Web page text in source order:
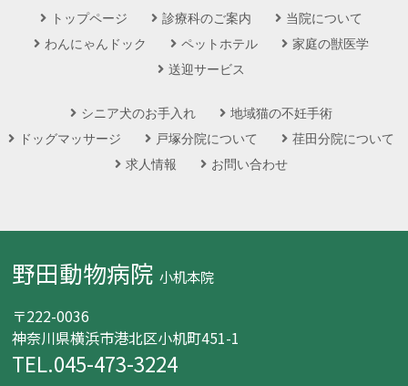
トップページ 診療科のご案内
当院について
わんにゃんドック
ペットホテル
家庭の獣医学
送迎サービス
シニア犬のお手入れ
地域猫の不妊手術
ドッグマッサージ
戸塚分院について
荏田分院について
求人情報
お問い合わせ
野田動物病院小机本院
〒222-0036
神奈川県横浜市港北区小机町451-1
TEL.045-473-3224